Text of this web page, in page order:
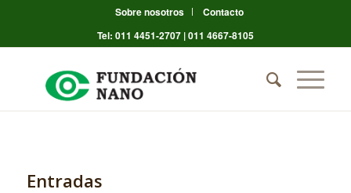
Sobre nosotros
Contacto
Tel: 011 4451-2707 | 011 4667-8105
Entradas